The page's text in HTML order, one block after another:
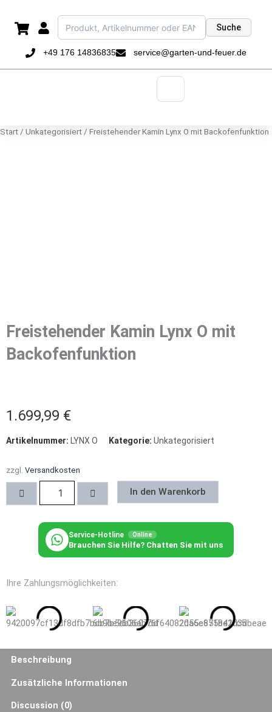
Inhalt
springen
+49 176 14836835 service@garten-und-feuer.de
Suche
Start / Unkategorisiert / Freistehender Kamin Lynx O mit Backofenfunktion
Freistehender Kamin Lynx O mit
Backofenfunktion
1.699,99 €
Artikelnummer: LYNX O Kategorie: Unkategorisiert
zzgl. Versandkosten
Kamin
O
mit
Backofenfunktion
Menge
In den Warenkorb
Service-Hotline Online
Brauchen Sie Hilfe? Chatten Sie mit uns
Ihre Zahlungsmöglichkeiten:
Beschreibung
Zusätzliche Informationen
Discussion (0)